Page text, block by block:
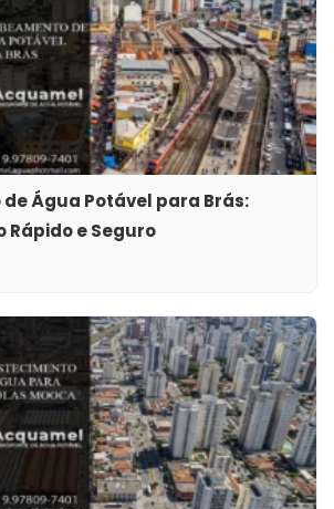
Água Potável para Brás:
e Seguro